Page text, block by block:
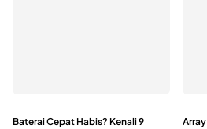
Baterai Cepat Habis? Kenali 9
Array